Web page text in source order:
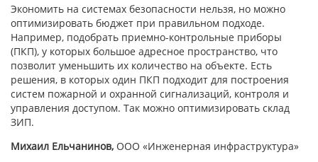
Экономить на системах безопасности нельзя, но можно
оптимизировать бюджет при правильном подходе.
Например, подобрать приемно-контрольные приборы
(ПКП), у которых большое адресное пространство, что
позволит уменьшить их количество на объекте. Есть
решения, в которых один ПКП подходит для построения
систем пожарной и охранной сигнализаций, контроля и
управления доступом. Так можно оптимизировать склад
ЗИП.
Михаил Ельчанинов, ООО «Инженерная инфраструктура»